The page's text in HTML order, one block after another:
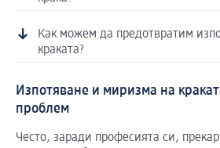
Как можем да предотвратим
краката?
Изпотяване и миризма на
проблем
Често, заради професията си,